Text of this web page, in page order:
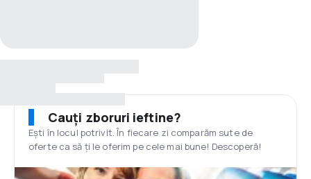
Cauți zboruri ieftine?
Ești în locul potrivit. În fiecare zi comparăm sute de
oferte ca să ți le oferim pe cele mai bune! Descoperă!